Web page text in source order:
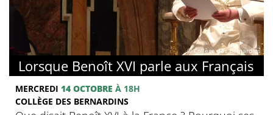
© Collège des Bernardins
Lorsque Benoît XVI parle aux Français
MERCREDI 14 OCTOBRE À 18H
COLLÈGE DES BERNARDINS